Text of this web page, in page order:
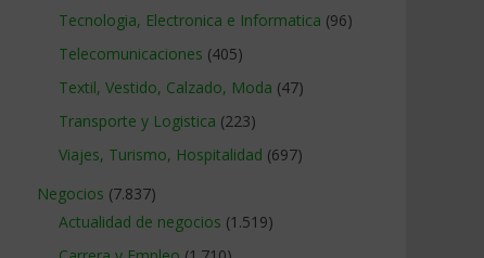
Tecnologia, Electronica e Informatica (96)
Telecomunicaciones (405)
Textil, Vestido, Calzado, Moda (47)
Transporte y Logistica (223)
Viajes, Turismo, Hospitalidad (697)
Negocios (7.837)
Actualidad de negocios (1.519)